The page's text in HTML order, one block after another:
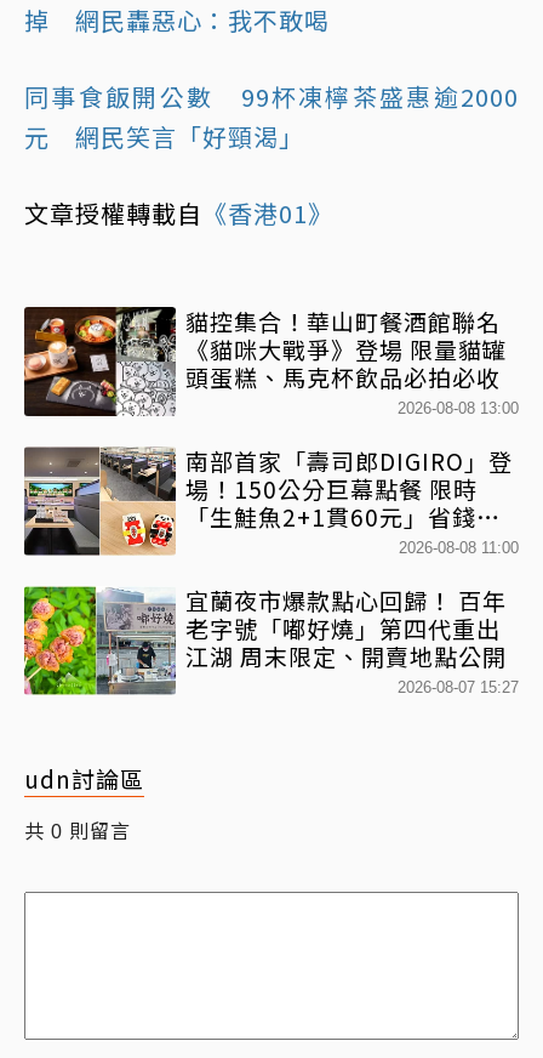
掉 網民轟惡心：我不敢喝
同事食飯開公數 99杯凍檸茶盛惠逾2000
元 網民笑言「好頸渴」
文章授權轉載自 《香港01》
貓控集合！華山町餐酒館聯名
《貓咪大戰爭》登場 限量貓罐
頭蛋糕、馬克杯飲品必拍必收
2026-08-08 13:00
南部首家「壽司郎DIGIRO」登
場！150公分巨幕點餐 限時
「生鮭魚2+1貫60元」省錢攻
2026-08-08 11:00
宜蘭夜市爆款點心回歸！ 百年
老字號「嘟好燒」第四代重出
江湖 周末限定、開賣地點公開
2026-08-07 15:27
udn討論區
共 0 則留言